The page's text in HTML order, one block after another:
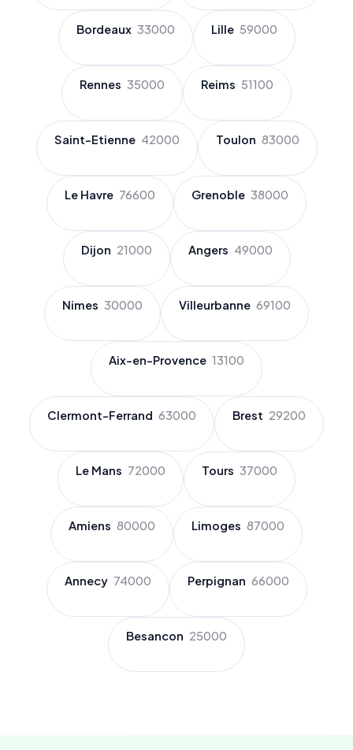
Bordeaux 33000 Lille 59000
Rennes 35000 Reims 51100
Saint-Etienne 42000 Toulon 83000
Le Havre 76600 Grenoble 38000
Dijon 21000 Angers 49000
Nimes 30000 Villeurbanne 69100
Aix-en-Provence 13100
Clermont-Ferrand 63000 Brest 29200
Le Mans 72000 Tours 37000
Amiens 80000 Limoges 87000
Annecy 74000 Perpignan 66000
Besancon 25000